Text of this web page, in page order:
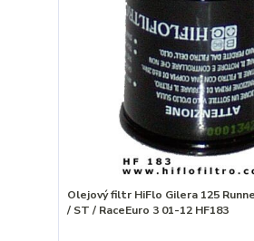
Olejový filtr HiFlo Gilera 125
/ ST / RaceEuro 3 01-12 HF183